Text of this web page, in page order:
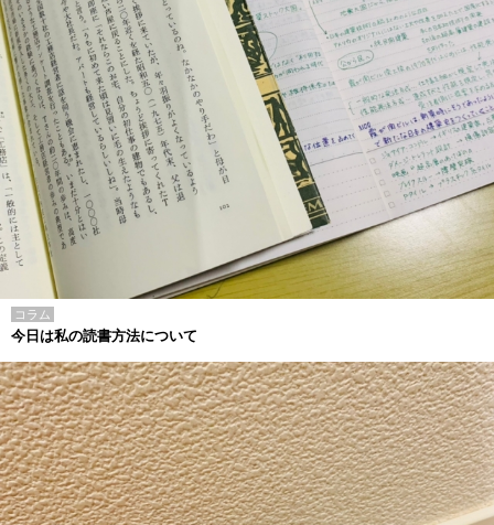
コラム
今日は私の読書方法について